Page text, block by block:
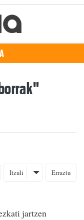
Itzuli Erraztu
jartzen